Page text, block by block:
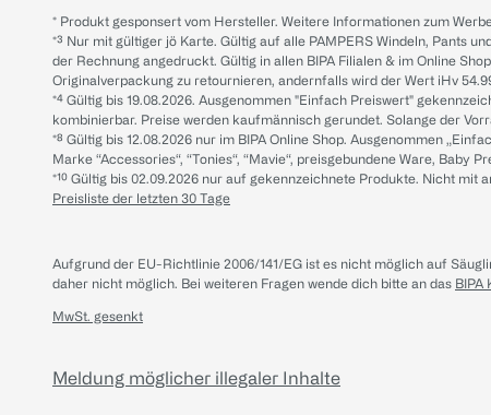
* Produkt gesponsert vom Hersteller. Weitere Informationen zum
*³ Nur mit gültiger jö Karte. Gültig auf alle PAMPERS Windeln, Pants
der Rechnung angedruckt. Gültig in allen BIPA Filialen & im Online
Originalverpackung zu retournieren, andernfalls wird der Wert iHv
*⁴ Gültig bis 19.08.2026. Ausgenommen "Einfach Preiswert"
kombinierbar. Preise werden kaufmännisch gerundet. Solange der
*⁸ Gültig bis 12.08.2026 nur im BIPA Online Shop. Ausgenommen
Marke “Accessories“, “Tonies“, “Mavie“, preisgebundene Ware,
*¹⁰ Gültig bis 02.09.2026 nur auf gekennzeichnete Produkte. Nicht
Preisliste der letzten 30 Tage
Aufgrund der EU-Richtlinie 2006/141/EG ist es nicht möglich auf
daher nicht möglich. Bei weiteren Fragen wende dich bitte an das BIPA
MwSt. gesenkt
Meldung möglicher illegaler Inhalte